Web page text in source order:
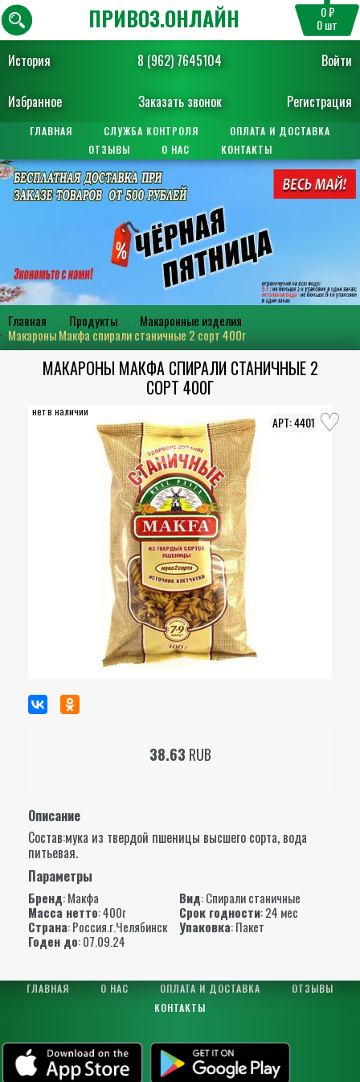
История 8 (962) 7645104 Войти
Избранное Заказать звонок Регистрация
ПРИВОЗ.ОНЛАЙН 0 ₽
0шт
ГЛАВНАЯ СЛУЖБА КОНТРОЛЯ
ОПЛАТА И ДОСТАВКА
ОТЗЫВЫ
О НАС КОНТАКТЫ
Главная Продукты
Макаронные изделия
Макароны Макфа спирали станичные 2 сорт 400г
МАКАРОНЫ МАКФА СПИРАЛИ СТАНИЧНЫЕ 2
СОРТ 400Г
нет в наличии
4401
38.63 RUB
Описание
Состав:мука из твердой пшеницы высшего сорта, вода
питьевая.
Параметры
Бренд:Макфа Вид: Спирали станичные
Масса нетто: 400г Срок годности: 24 мес
Страна: Россия.г.Челябинск Упаковка: Пакет
Годен до: 07.09.24
ГЛАВНАЯ О НАС ОПЛАТА И ДОСТАВКА
ОТЗЫВЫ
КОНТАКТЫ